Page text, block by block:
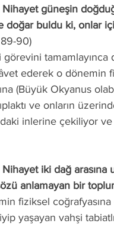
doğar buldu ki, onlar
90)
ederek o dönemin
(Büyük Okyanus
inlerine çekiliyor ve
anlamayan bir
yaşayan vahşi